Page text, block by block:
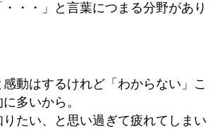
・・」と言葉につまる分野があり
感動はするけれど「わからない」こ
多いから。
たい、と思い過ぎて疲れてしまい